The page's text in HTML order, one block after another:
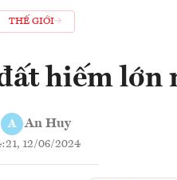
THẾ GIỚI
hiếm lớn
A An Huy
12/06/2024